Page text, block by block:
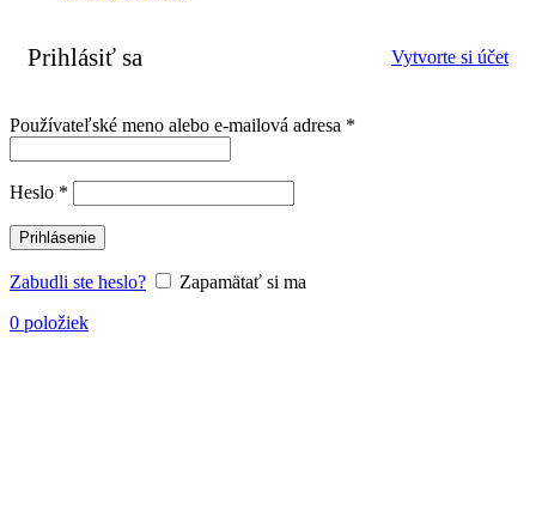
Prihlásiť sa Vytvorte si účet
Používateľské meno alebo e-mailová adresa *
Heslo *
Prihlásenie
Zabudli ste heslo?
Zapamätať si ma
0 položiek